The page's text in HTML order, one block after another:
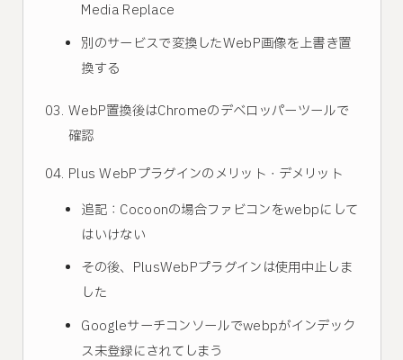
Media Replace
別のサービスで変換したWebP画像を上書き置
換する
WebP置換後はChromeのデベロッパーツールで
確認
Plus WebPプラグインのメリット・デメリット
追記：Cocoonの場合ファビコンをwebpにして
はいけない
その後、PlusWebPプラグインは使用中止しま
した
Googleサーチコンソールでwebpがインデック
ス未登録にされてしまう